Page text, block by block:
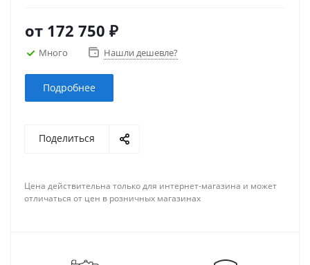
каналов.
от 172 750 ₽
Много Нашли дешевле?
Подробнее
Поделиться
Цена действительна только для интернет-магазина и может
отличаться от цен в розничных магазинах